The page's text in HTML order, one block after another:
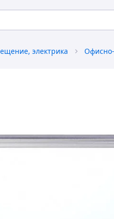
электрика